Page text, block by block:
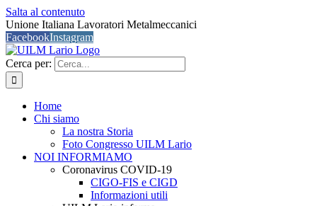
Salta al contenuto
Unione Italiana Lavoratori Metalmeccanici
FacebookInstagram
Cerca per:
Home
Chi siamo
La nostra Storia
Foto Congresso UILM Lario
NOI INFORMIAMO
Coronavirus COVID-19
CIGO-FIS e CIGD
Informazioni utili